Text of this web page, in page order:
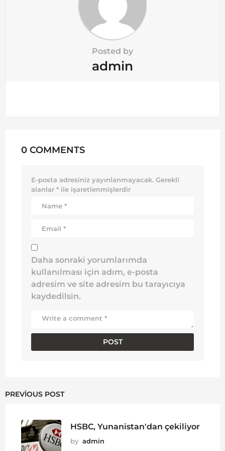
Posted by
admin
0 COMMENTS
E-posta adresiniz yayınlanmayacak. Gerekli
alanlar * ile işaretlenmişlerdir
Daha sonraki yorumlarımda
kullanılması için adım, e-posta
adresim ve site adresim bu tarayıcıya
kaydedilsin.
PREVIOUS POST
HSBC, Yunanistan'dan çekiliyor
by admin